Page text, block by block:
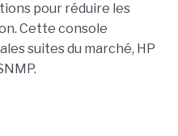
pour réduire les
Cette console
suites du marché, HP